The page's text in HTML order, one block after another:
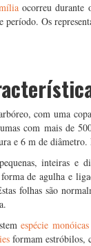
ocorreu durante
período. Os
com uma
com mais de
e 6 m de diâmetro.
inteiras e
de agulha e
folhas são
espécie monóica
formam estróbilos,